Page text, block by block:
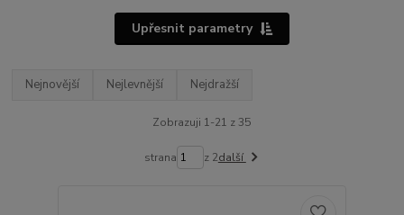
Upřesnit parametry
Nejnovější Nejlevnější Nejdražší
Zobrazuji 1-21 z 35
strana z 2další